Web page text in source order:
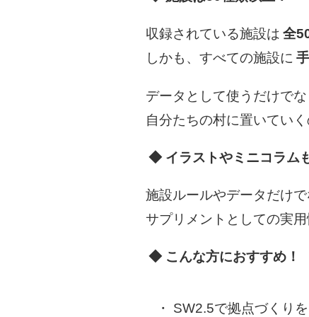
収録されている施設は 全
しかも、すべての施設に
データとして使うだけで
自分たちの村に置いてい
◆ イラストやミニコラム
施設ルールやデータだけ
サプリメントとしての実
◆ こんな方におすすめ！
SW2.5で拠点づくり